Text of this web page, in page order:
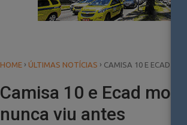
HOME › ÚLTIMAS NOTÍCIAS › CAMISA 10 E ECAD
Camisa 10 e Ecad
nunca viu antes